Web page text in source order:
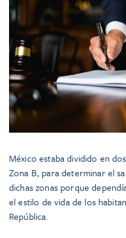
México estaba dividido en
Zona B, para determinar el
dichas zonas porque
el estilo de vida de los
República.